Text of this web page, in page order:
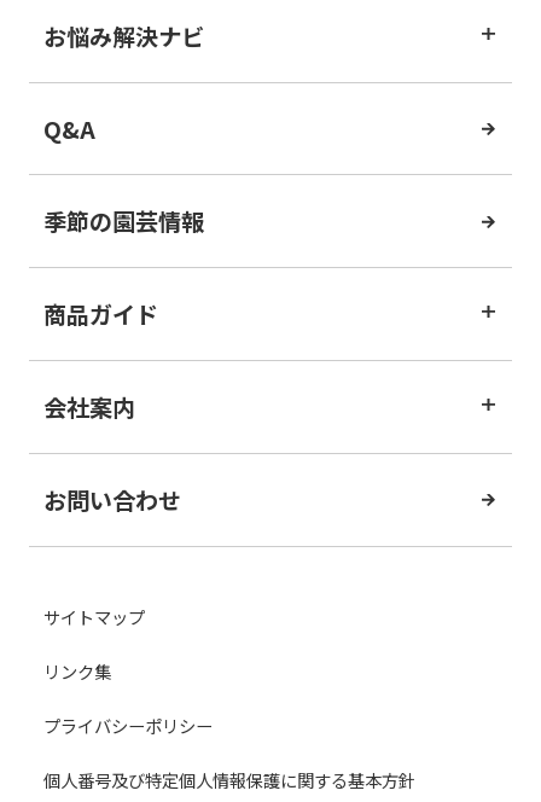
お悩み解決ナビ
Q&A
季節の園芸情報
商品ガイド
会社案内
お問い合わせ
サイトマップ
リンク集
プライバシーポリシー
個人番号及び特定個人情報保護に関する基本方針